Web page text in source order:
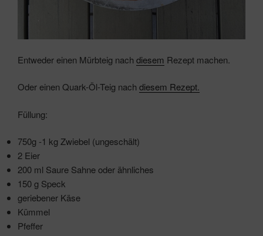
Entweder einen Mürbteig nach diesem Rezept machen.
Oder einen Quark-Öl-Teig nach diesem Rezept.
Füllung:
750g -1 kg Zwiebel (ungeschält)
2 Eier
200 ml Saure Sahne oder ähnliches
150 g Speck
geriebener Käse
Kümmel
Pfeffer